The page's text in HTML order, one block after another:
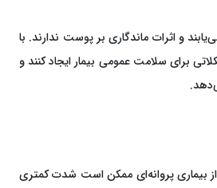
و اثرات ماندگاری بر پوست ندارند. با
برای سلامت عمومی بیمار ایجاد کنند و
بیماری پروانه‌ای ممکن است شدت کمتری